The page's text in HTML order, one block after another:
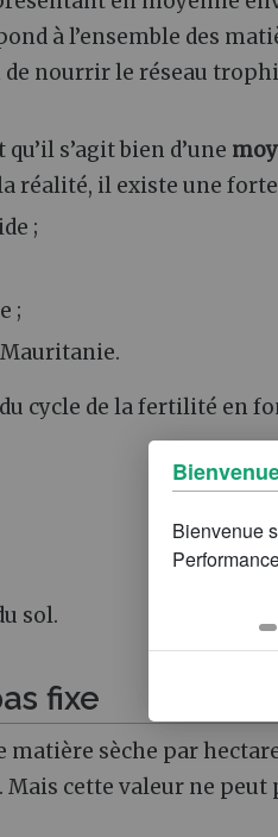
à l’ensemble des
nourrir le réseau
s’agit bien d’une
réalité, il existe une
;
;
du cycle de la fertilité en
sol.
fixe
matière sèche par
cette valeur ne peut